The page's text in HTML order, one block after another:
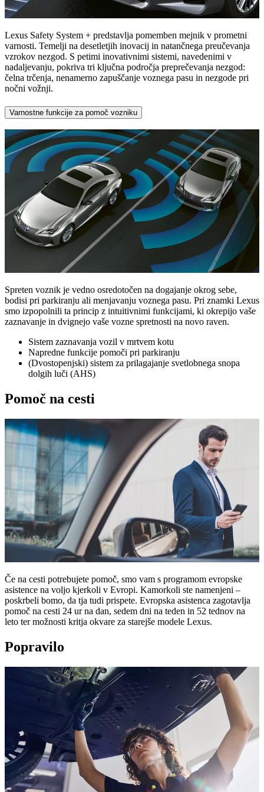
Lexus Safety System + predstavlja pomemben mejnik v prometni
varnosti. Temelji na desetletjih inovacij in natančnega preučevanja
vzrokov nezgod. S petimi inovativnimi sistemi, navedenimi v
nadaljevanju, pokriva tri ključna področja preprečevanja nezgod:
čelna trčenja, nenamerno zapuščanje voznega pasu in nezgode pri
nočni vožnji.
Varnostne funkcije za pomoč vozniku
Spreten voznik je vedno osredotočen na dogajanje okrog sebe,
bodisi pri parkiranju ali menjavanju voznega pasu. Pri znamki Lexus
smo izpopolnili ta princip z intuitivnimi funkcijami, ki okrepijo vaše
zaznavanje in dvignejo vaše vozne spretnosti na novo raven.
Sistem zaznavanja vozil v mrtvem kotu
Napredne funkcije pomoči pri parkiranju
(Dvostopenjski) sistem za prilagajanje svetlobnega snopa
dolgih luči (AHS)
Pomoč na cesti
Če na cesti potrebujete pomoč, smo vam s programom evropske
asistence na voljo kjerkoli v Evropi. Kamorkoli ste namenjeni –
poskrbeli bomo, da tja tudi prispete. Evropska asistenca zagotavlja
pomoč na cesti 24 ur na dan, sedem dni na teden in 52 tednov na
leto ter možnosti kritja okvare za starejše modele Lexus.
Popravilo